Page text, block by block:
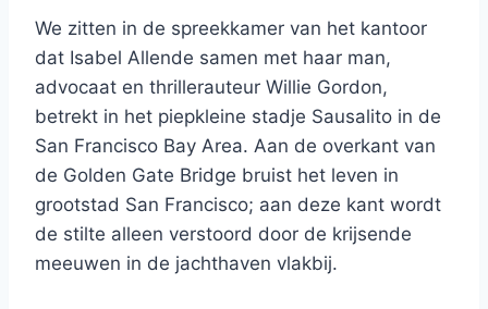
We zitten in de spreekkamer van het kantoor
dat Isabel Allende samen met haar man,
advocaat en thrillerauteur Willie Gordon,
betrekt in het piepkleine stadje Sausalito in de
San Francisco Bay Area. Aan de overkant van
de Golden Gate Bridge bruist het leven in
grootstad San Francisco; aan deze kant wordt
de stilte alleen verstoord door de krijsende
meeuwen in de jachthaven vlakbij.